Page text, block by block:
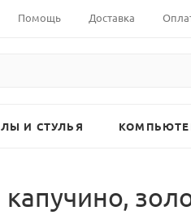
Помощь Доставка
И СТУЛЬЯ